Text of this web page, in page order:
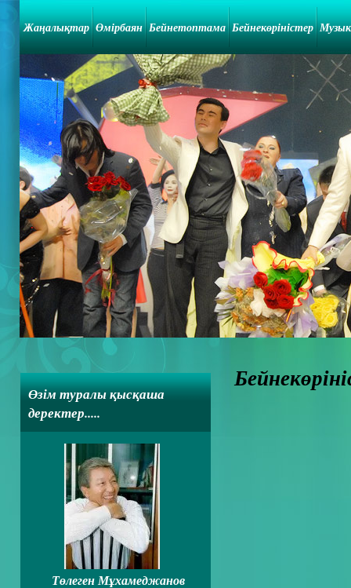
Жаңалықтар Өмірбаян Бейнетоптама Бейнекөріністер
Өзім туралы қысқаша
деректер.....
Төлеген Мұхамеджанов